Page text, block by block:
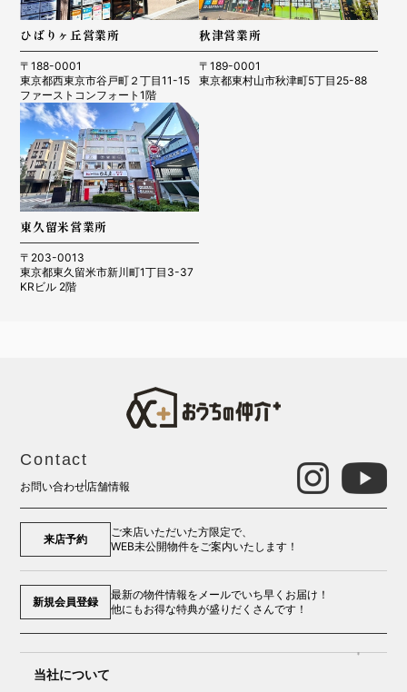
ひばりヶ丘営業所
〒188-0001
東京都西東京市谷戸町２丁目11-15
ファーストコンフォート1階
秋津営業所
〒189-0001
東京都東村山市秋津町5丁目25-88
東久留米営業所
〒203-0013
東京都東久留米市新川町1丁目3-37
KRビル 2階
Contact
お問い合わせ店舗情報
来店予約
ご来店いただいた方限定で、
WEB未公開物件をご案内いたします！
新規会員登録
最新の物件情報をメールでいち早くお届け！
他にもお得な特典が盛りだくさんです！
当社について